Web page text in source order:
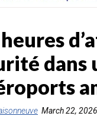
heures
dans
March 22, 2026